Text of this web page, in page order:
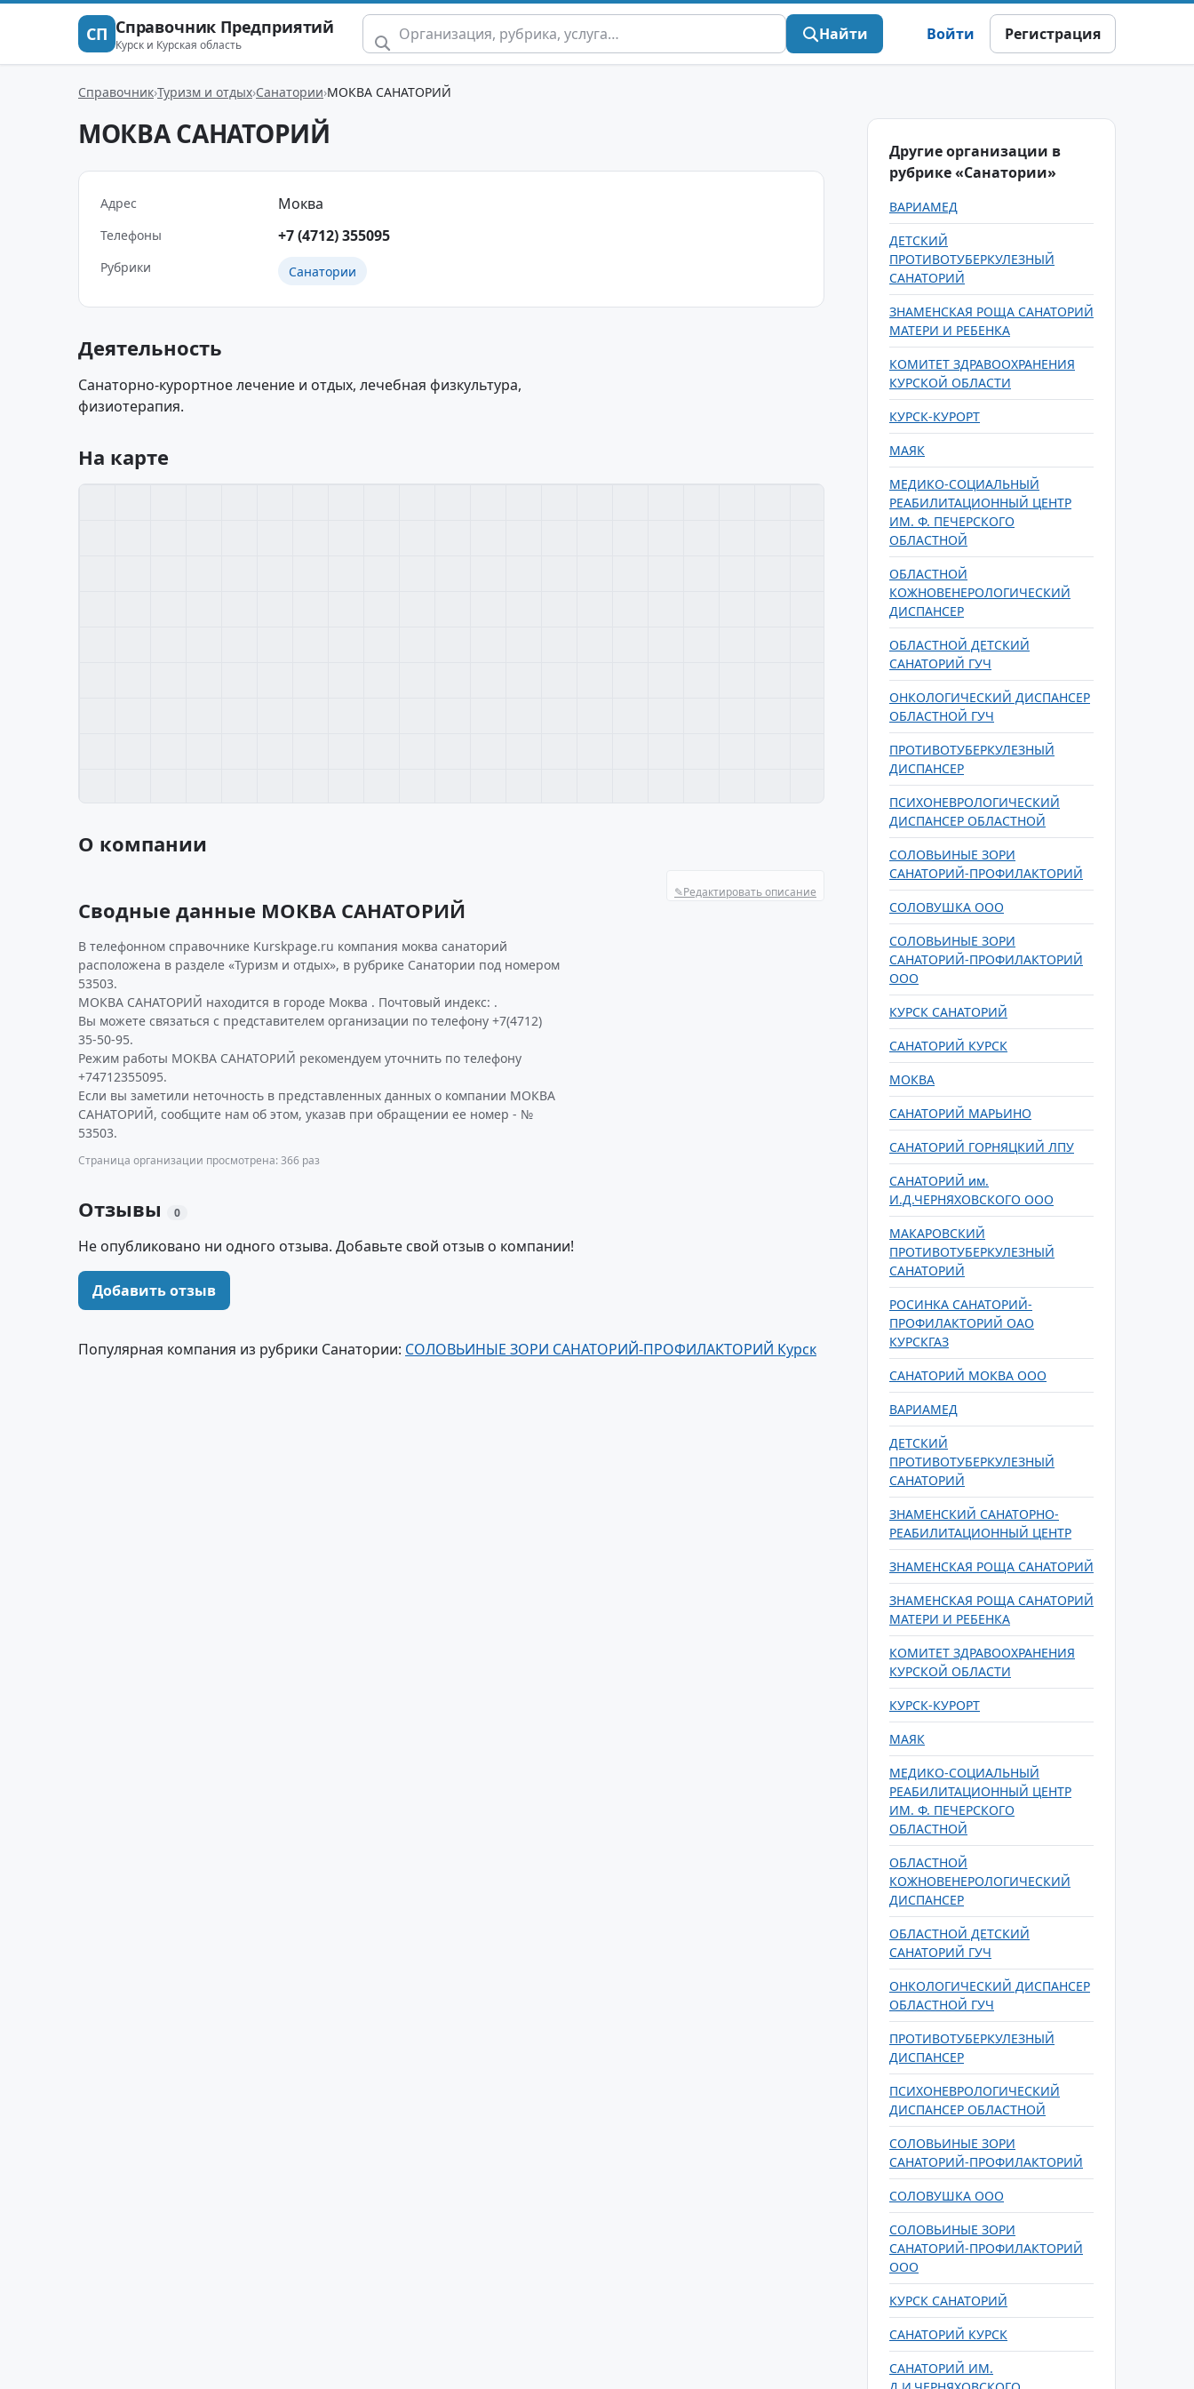
СП Справочник Предприятий
Курск и Курская область
Найти Войти Регистрация
Справочник Туризм и отдых Санатории МОКВА САНАТОРИЙ
МОКВА САНАТОРИЙ
Адрес Моква
Телефоны +7 (4712) 355095
Рубрики Санатории
Деятельность
Санаторно-курортное лечение и отдых, лечебная физкультура,
физиотерапия.
На карте
О компании
✎Редактировать описание
Сводные данные МОКВА САНАТОРИЙ
В телефонном справочнике Kurskpage.ru компания моква санаторий
расположена в разделе «Туризм и отдых», в рубрике Санатории под номером
53503.
МОКВА САНАТОРИЙ находится в городе Моква . Почтовый индекс: .
Вы можете связаться с представителем организации по телефону +7(4712)
35-50-95.
Режим работы МОКВА САНАТОРИЙ рекомендуем уточнить по телефону
+74712355095.
Если вы заметили неточность в представленных данных о компании МОКВА
САНАТОРИЙ, сообщите нам об этом, указав при обращении ее номер - №
53503.
Страница организации просмотрена: 366 раз
Отзывы 0
Не опубликовано ни одного отзыва. Добавьте свой отзыв о компании!
Добавить отзыв
Популярная компания из рубрики Санатории: СОЛОВЬИНЫЕ ЗОРИ САНАТОРИЙ-ПРОФИЛАКТОРИЙ Курск
Другие организации в
рубрике «Санатории»
ВАРИАМЕД
ДЕТСКИЙ
ПРОТИВОТУБЕРКУЛЕЗНЫЙ
САНАТОРИЙ
ЗНАМЕНСКАЯ РОЩА САНАТОРИЙ
МАТЕРИ И РЕБЕНКА
КОМИТЕТ ЗДРАВООХРАНЕНИЯ
КУРСКОЙ ОБЛАСТИ
КУРСК-КУРОРТ
МАЯК
МЕДИКО-СОЦИАЛЬНЫЙ
РЕАБИЛИТАЦИОННЫЙ ЦЕНТР
ИМ. Ф. ПЕЧЕРСКОГО
ОБЛАСТНОЙ
ОБЛАСТНОЙ
КОЖНОВЕНЕРОЛОГИЧЕСКИЙ
ДИСПАНСЕР
ОБЛАСТНОЙ ДЕТСКИЙ
САНАТОРИЙ ГУЧ
ОНКОЛОГИЧЕСКИЙ ДИСПАНСЕР
ОБЛАСТНОЙ ГУЧ
ПРОТИВОТУБЕРКУЛЕЗНЫЙ
ДИСПАНСЕР
ПСИХОНЕВРОЛОГИЧЕСКИЙ
ДИСПАНСЕР ОБЛАСТНОЙ
СОЛОВЬИНЫЕ ЗОРИ
САНАТОРИЙ-ПРОФИЛАКТОРИЙ
СОЛОВУШКА ООО
СОЛОВЬИНЫЕ ЗОРИ
САНАТОРИЙ-ПРОФИЛАКТОРИЙ
ООО
КУРСК САНАТОРИЙ
САНАТОРИЙ КУРСК
МОКВА
САНАТОРИЙ МАРЬИНО
САНАТОРИЙ ГОРНЯЦКИЙ ЛПУ
САНАТОРИЙ им.
И.Д.ЧЕРНЯХОВСКОГО ООО
МАКАРОВСКИЙ
ПРОТИВОТУБЕРКУЛЕЗНЫЙ
САНАТОРИЙ
РОСИНКА САНАТОРИЙ-
ПРОФИЛАКТОРИЙ ОАО
КУРСКГАЗ
САНАТОРИЙ МОКВА ООО
ВАРИАМЕД
ДЕТСКИЙ
ПРОТИВОТУБЕРКУЛЕЗНЫЙ
САНАТОРИЙ
ЗНАМЕНСКИЙ САНАТОРНО-
РЕАБИЛИТАЦИОННЫЙ ЦЕНТР
ЗНАМЕНСКАЯ РОЩА САНАТОРИЙ
ЗНАМЕНСКАЯ РОЩА САНАТОРИЙ
МАТЕРИ И РЕБЕНКА
КОМИТЕТ ЗДРАВООХРАНЕНИЯ
КУРСКОЙ ОБЛАСТИ
КУРСК-КУРОРТ
МАЯК
МЕДИКО-СОЦИАЛЬНЫЙ
РЕАБИЛИТАЦИОННЫЙ ЦЕНТР
ИМ. Ф. ПЕЧЕРСКОГО
ОБЛАСТНОЙ
ОБЛАСТНОЙ
КОЖНОВЕНЕРОЛОГИЧЕСКИЙ
ДИСПАНСЕР
ОБЛАСТНОЙ ДЕТСКИЙ
САНАТОРИЙ ГУЧ
ОНКОЛОГИЧЕСКИЙ ДИСПАНСЕР
ОБЛАСТНОЙ ГУЧ
ПРОТИВОТУБЕРКУЛЕЗНЫЙ
ДИСПАНСЕР
ПСИХОНЕВРОЛОГИЧЕСКИЙ
ДИСПАНСЕР ОБЛАСТНОЙ
СОЛОВЬИНЫЕ ЗОРИ
САНАТОРИЙ-ПРОФИЛАКТОРИЙ
СОЛОВУШКА ООО
СОЛОВЬИНЫЕ ЗОРИ
САНАТОРИЙ-ПРОФИЛАКТОРИЙ
ООО
КУРСК САНАТОРИЙ
САНАТОРИЙ КУРСК
САНАТОРИЙ ИМ.